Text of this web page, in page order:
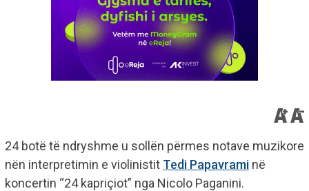
24 botë të ndryshme u sollën përmes notave muzikore
nën interpretimin e violinistit Tedi Papavrami në
koncertin “24 kapriçiot” nga Nicolo Paganini.